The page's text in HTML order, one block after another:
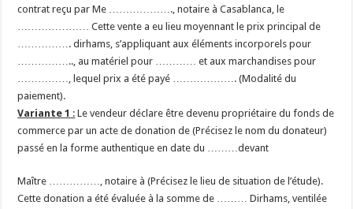
contrat reçu par Me ………………., notaire à Casablanca, le
………………… Cette vente a eu lieu moyennant le prix principal de
……………. dirhams, s’appliquant aux éléments incorporels pour
…………….., au matériel pour ………… et aux marchandises pour
……………, lequel prix a été payé ………………. (Modalité du
paiement).
Variante 1 : Le vendeur déclare être devenu propriétaire du fonds de
commerce par un acte de donation de (Précisez le nom du donateur)
passé en la forme authentique en date du ………devant
Maître ……………, notaire à (Précisez le lieu de situation de l’étude).
Cette donation a été évaluée à la somme de ……… Dirhams, ventilée